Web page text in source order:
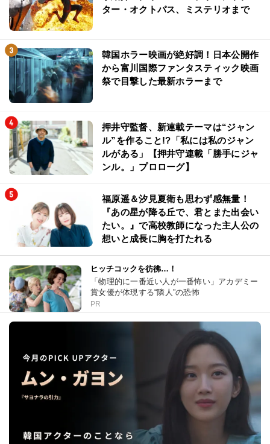
ター・オクトパス、ミステリオまで
韓国ホラー映画が絶好調！日本公開作
から富川国際ファンタスティック映画
祭で目撃した最新ホラーまで
押井守監督、新連載テーマは“ジャン
ル”を作ること!?「私には私のジャン
ルがある」【押井守連載「勝手にジャ
ンル。」プロローグ】
福原遥＆汐見夏衛も思わず感無量！
『あの星が降る丘で、君とまた出会い
たい。』で高校教師になった主人公の
想いと成長に胸を打たれる
ヒッチコックを彷彿…！
「物理的に一番近い人が一番怖い」アカデミー
賞女優が体現する“隣人”の恐怖
PR